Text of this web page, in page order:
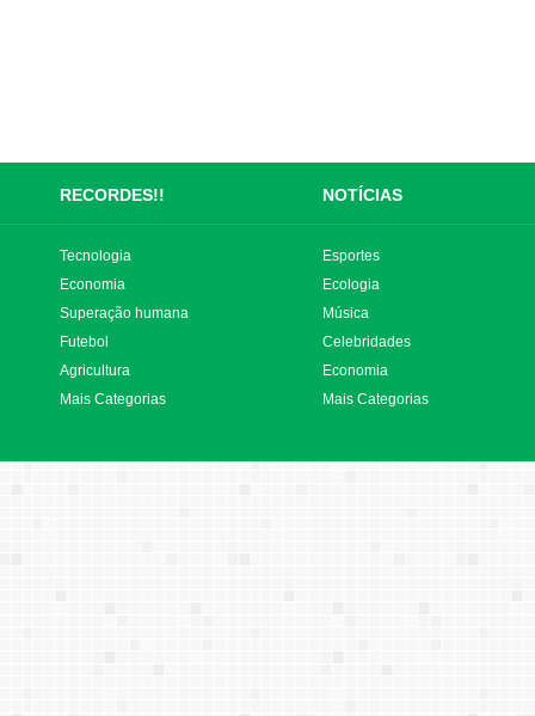
RECORDES!! NOTÍCIAS
Tecnologia
Economia
Superação humana
Futebol
Agricultura
Mais Categorias
Esportes
Ecologia
Música
Celebridades
Economia
Mais Categorias